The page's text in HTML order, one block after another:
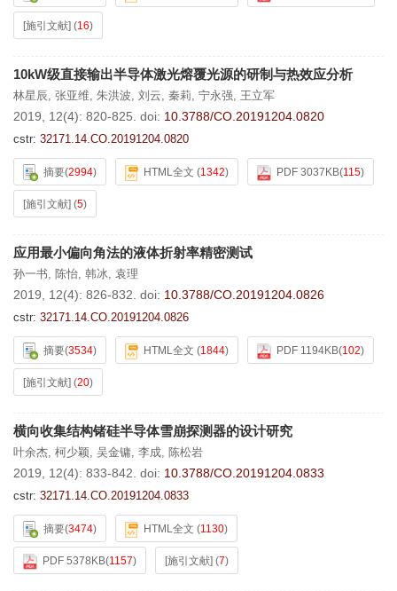
[施引文献] (16)
10kW级直接输出半导体激光熔覆光源的研制与热效应分析
林星辰, 张亚维, 朱洪波, 刘云, 秦莉, 宁永强, 王立军
2019, 12(4): 820-825. doi: 10.3788/CO.20191204.0820
cstr: 32171.14.CO.20191204.0820
摘要(2994) HTML全文 (1342) PDF 3037KB(115)
[施引文献] (5)
应用最小偏向角法的液体折射率精密测试
孙一书, 陈怡, 韩冰, 袁理
2019, 12(4): 826-832. doi: 10.3788/CO.20191204.0826
cstr: 32171.14.CO.20191204.0826
摘要(3534) HTML全文 (1844) PDF 1194KB(102)
[施引文献] (20)
横向收集结构锗硅半导体雪崩探测器的设计研究
叶余杰, 柯少颖, 吴金镛, 李成, 陈松岩
2019, 12(4): 833-842. doi: 10.3788/CO.20191204.0833
cstr: 32171.14.CO.20191204.0833
摘要(3474) HTML全文 (1130)
PDF 5378KB(1157) [施引文献] (7)